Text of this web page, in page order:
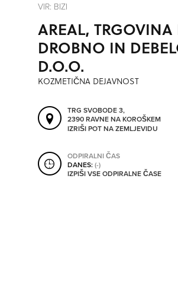
IZRIŠI POT
POŠLJI SMS
ORODJA
VIR: BIZI
AREAL,
DROBNO IN
D.O.O.
KOZMETIČNA DEJAVNOST
TRG SVOBODE 3,
2390 RAVNE NA KOROŠKEM
IZRIŠI POT NA ZEMLJEVIDU
ODPIRALNI ČAS
DANES:(-)
IZPIŠI VSE ODPIRALNE ČASE